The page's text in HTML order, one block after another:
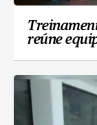
reúne